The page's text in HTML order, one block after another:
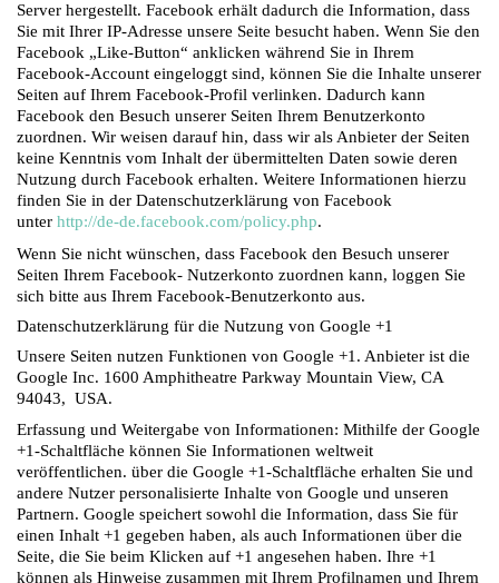
Server hergestellt. Facebook erhält dadurch die Information, dass
Sie mit Ihrer IP-Adresse unsere Seite besucht haben. Wenn Sie den
Facebook „Like-Button“ anklicken während Sie in Ihrem
Facebook-Account eingeloggt sind, können Sie die Inhalte unserer
Seiten auf Ihrem Facebook-Profil verlinken. Dadurch kann
Facebook den Besuch unserer Seiten Ihrem Benutzerkonto
zuordnen. Wir weisen darauf hin, dass wir als Anbieter der Seiten
keine Kenntnis vom Inhalt der übermittelten Daten sowie deren
Nutzung durch Facebook erhalten. Weitere Informationen hierzu
finden Sie in der Datenschutzerklärung von Facebook
unter http://de-de.facebook.com/policy.php.
Wenn Sie nicht wünschen, dass Facebook den Besuch unserer
Seiten Ihrem Facebook- Nutzerkonto zuordnen kann, loggen Sie
sich bitte aus Ihrem Facebook-Benutzerkonto aus.
Datenschutzerklärung für die Nutzung von Google +1
Unsere Seiten nutzen Funktionen von Google +1. Anbieter ist die
Google Inc. 1600 Amphitheatre Parkway Mountain View, CA
94043, USA.
Erfassung und Weitergabe von Informationen: Mithilfe der Google
+1-Schaltfläche können Sie Informationen weltweit
veröffentlichen. über die Google +1-Schaltfläche erhalten Sie und
andere Nutzer personalisierte Inhalte von Google und unseren
Partnern. Google speichert sowohl die Information, dass Sie für
einen Inhalt +1 gegeben haben, als auch Informationen über die
Seite, die Sie beim Klicken auf +1 angesehen haben. Ihre +1
können als Hinweise zusammen mit Ihrem Profilnamen und Ihrem